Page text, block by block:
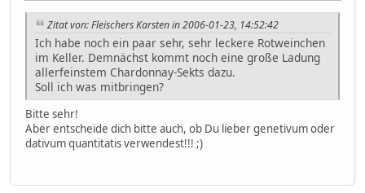
Zitat von: Fleischers Karsten in 2006-01-23, 14:52:42
Ich habe noch ein paar sehr, sehr leckere Rotweinchen
im Keller. Demnächst kommt noch eine große Ladung
allerfeinstem Chardonnay-Sekts dazu.
Soll ich was mitbringen?
Bitte sehr!
Aber entscheide dich bitte auch, ob Du lieber genetivum oder
dativum quantitatis verwendest!!! ;)